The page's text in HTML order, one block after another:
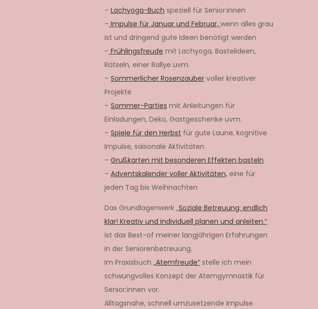
– Lachyoga-Buch speziell für Senior:innen
– Impulse für Januar und Februar, wenn alles grau
ist und dringend gute Ideen benötigt werden
– Frühlingsfreude mit Lachyoga, Bastelideen,
Rätseln, einer Rallye uvm.
– Sommerlicher Rosenzauber voller kreativer
Projekte
– Sommer-Parties mit Anleitungen für
Einladungen, Deko, Gastgeschenke uvm.
– Spiele für den Herbst für gute Laune, kognitive
Impulse, saisonale Aktivitäten
– Grußkarten mit besonderen Effekten basteln
– Adventskalender voller Aktivitäten, eine für
jeden Tag bis Weihnachten
Das Grundlagenwerk „Soziale Betreuung: endlich
klar! Kreativ und individuell planen und anleiten.“
ist das Best-of meiner langjährigen Erfahrungen
in der Seniorenbetreuung.
Im Praxisbuch „Atemfreude“ stelle ich mein
schwungvolles Konzept der Atemgymnastik für
Senior:innen vor.
Alltagsnahe, schnell umzusetzende Impulse